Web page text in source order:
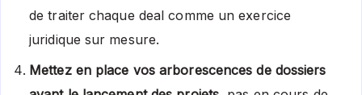
de traiter chaque deal comme un exercice
juridique sur mesure.
Mettez en place vos arborescences de dossiers